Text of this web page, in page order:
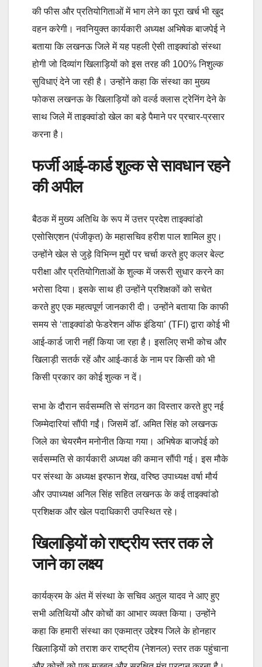
की फीस और प्रतियोगिताओं में भाग लेने का पूरा खर्च भी खुद
वहन करेगी। नवनियुक्त कार्यकारी अध्यक्ष अभिषेक बाजपेई ने
बताया कि लखनऊ जिले में यह पहली ऐसी ताइक्वांडो संस्था
होगी जो दिव्यांग खिलाड़ियों को इस तरह की 100% निशुल्क
सुविधाएं देने जा रही है। उन्होंने कहा कि संस्था का मुख्य
फोकस लखनऊ के खिलाड़ियों को वर्ल्ड क्लास ट्रेनिंग देने के
साथ जिले में ताइक्वांडो खेल का बड़े पैमाने पर प्रचार-प्रसार
करना है।
फर्जी आई-कार्ड शुल्क से सावधान रहने
की अपील
बैठक में मुख्य अतिथि के रूप में उत्तर प्रदेश ताइक्वांडो
एसोसिएशन (पंजीकृत) के महासचिव हरीश पाल शामिल हुए।
उन्होंने खेल से जुड़े विभिन्न मुद्दों पर चर्चा करते हुए कलर बेल्ट
परीक्षा और प्रतियोगिताओं के शुल्क में जरूरी सुधार करने का
भरोसा दिया। इसके साथ ही उन्होंने प्रशिक्षकों को सचेत
करते हुए एक महत्वपूर्ण जानकारी दी। उन्होंने बताया कि काफी
समय से ‘ताइक्वांडो फेडरेशन ऑफ इंडिया’ (TFI) द्वारा कोई भी
आई-कार्ड जारी नहीं किया जा रहा है। इसलिए सभी कोच और
खिलाड़ी सतर्क रहें और आई-कार्ड के नाम पर किसी को भी
किसी प्रकार का कोई शुल्क न दें।
सभा के दौरान सर्वसम्मति से संगठन का विस्तार करते हुए नई
जिम्मेदारियां सौंपी गईं। जिसमें डॉ. अमित सिंह को लखनऊ
जिले का चेयरमैन मनोनीत किया गया। अभिषेक बाजपेई को
सर्वसम्मति से कार्यकारी अध्यक्ष की कमान सौंपी गई। इस मौके
पर संस्था के अध्यक्ष इरफान शेख, वरिष्ठ उपाध्यक्ष वर्षा मौर्य
और उपाध्यक्ष अनिल सिंह सहित लखनऊ के कई ताइक्वांडो
प्रशिक्षक और खेल पदाधिकारी उपस्थित रहे।
खिलाड़ियों को राष्ट्रीय स्तर तक ले
जाने का लक्ष्य
कार्यक्रम के अंत में संस्था के सचिव अतुल यादव ने आए हुए
सभी अतिथियों और कोचों का आभार व्यक्त किया। उन्होंने
कहा कि हमारी संस्था का एकमात्र उद्देश्य जिले के होनहार
खिलाड़ियों को तराश कर राष्ट्रीय (नेशनल) स्तर तक पहुंचाना